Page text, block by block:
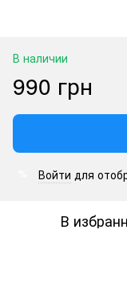
В наличии
990 грн
Войти для
В